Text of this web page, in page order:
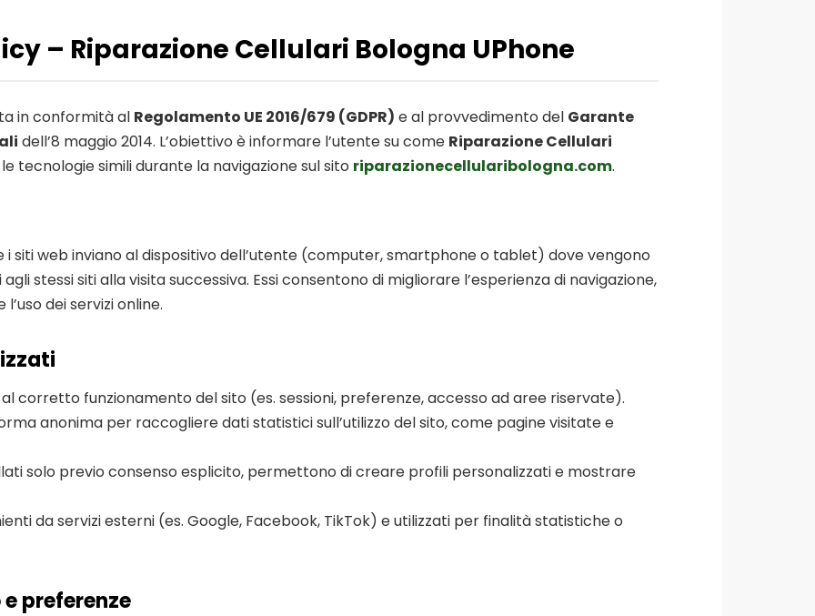
– Riparazione Cellulari Bologna UPhone
in conformità al Regolamento UE 2016/679 (GDPR) e al provvedimento del Garante
dell’8 maggio 2014. L’obiettivo è informare l’utente su come Riparazione Cellulari
tecnologie simili durante la navigazione sul sito riparazionecellularibologna.com.
i siti web inviano al dispositivo dell’utente (computer, smartphone o tablet) dove vengono
stessi siti alla visita successiva. Essi consentono di migliorare l’esperienza di navigazione,
dei servizi online.
corretto funzionamento del sito (es. sessioni, preferenze, accesso ad aree riservate).
anonima per raccogliere dati statistici sull’utilizzo del sito, come pagine visitate e
solo previo consenso esplicito, permettono di creare profili personalizzati e mostrare
da servizi esterni (es. Google, Facebook, TikTok) e utilizzati per finalità statistiche o
preferenze